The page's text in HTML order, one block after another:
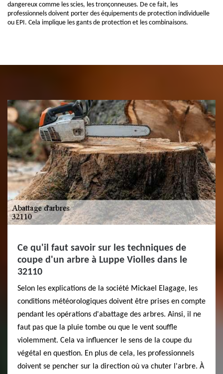
dangereux comme les scies, les tronçonneuses. De ce fait, les
professionnels doivent porter des équipements de protection individuelle
ou EPI. Cela implique les gants de protection et les combinaisons.
Ce qu'il faut savoir sur les techniques de
coupe d'un arbre à Luppe Violles dans le
32110
Selon les explications de la société Mickael Elagage, les
conditions météorologiques doivent être prises en compte
pendant les opérations d'abattage des arbres. Ainsi, il ne
faut pas que la pluie tombe ou que le vent souffle
violemment. Cela va influencer le sens de la coupe du
végétal en question. En plus de cela, les professionnels
doivent se pencher sur la direction où va chuter l'arbre. À